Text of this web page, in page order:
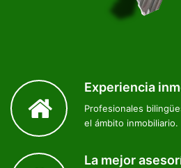
Experiencia
Profesionales
el ámbito inmobiliario.
La mejor